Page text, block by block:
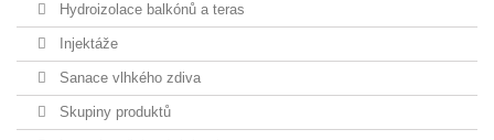
Hydroizolace balkónů a teras
Injektáže
Sanace vlhkého zdiva
Skupiny produktů